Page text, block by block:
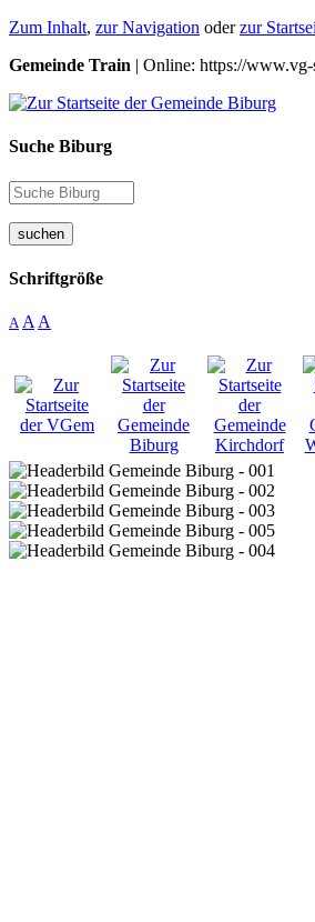
Zum Inhalt, zur Navigation oderzur
Gemeinde Train | Online: https://www.vg-
Suche Biburg
suchen
Schriftgröße
A A A